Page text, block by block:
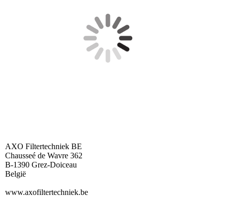
AXO Filtertechniek BE
Chausseé de Wavre 362
B-1390 Grez-Doiceau
België
www.axofiltertechniek.be